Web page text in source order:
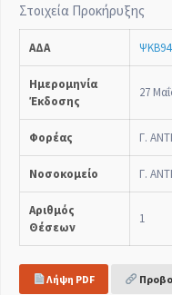
Στοιχεία Προκήρυξης
ΑΔΑ
Ημερομηνία
Έκδοσης
27
Φορέας Γ.
Νοσοκομείο Γ.
Αριθμός
Θέσεων
1
Λήψη PDF